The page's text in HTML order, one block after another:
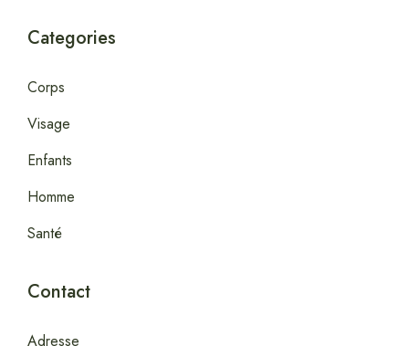
Categories
Corps
Visage
Enfants
Homme
Santé
Contact
Adresse